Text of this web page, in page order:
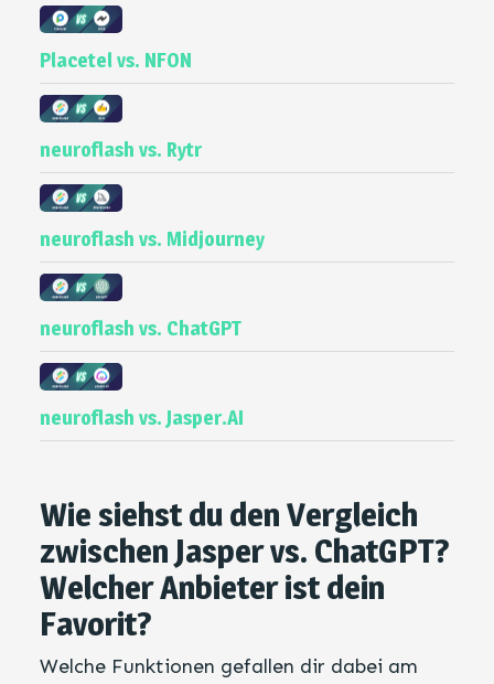
Placetel vs. NFON
neuroflash vs. Rytr
neuroflash vs. Midjourney
neuroflash vs. ChatGPT
neuroflash vs. Jasper.AI
Wie siehst du den Vergleich
zwischen Jasper vs. ChatGPT?
Welcher Anbieter ist dein
Favorit?
Welche Funktionen gefallen dir dabei am